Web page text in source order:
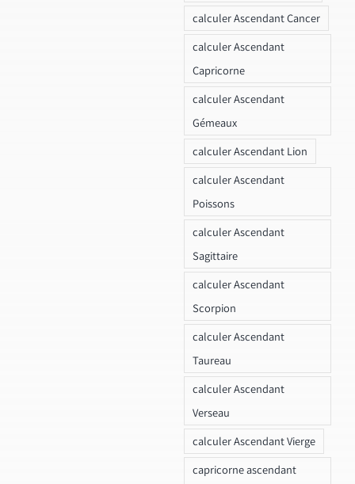
calculer Ascendant Cancer
calculer Ascendant
Capricorne
calculer Ascendant
Gémeaux
calculer Ascendant Lion
calculer Ascendant
Poissons
calculer Ascendant
Sagittaire
calculer Ascendant
Scorpion
calculer Ascendant
Taureau
calculer Ascendant
Verseau
calculer Ascendant Vierge
capricorne ascendant